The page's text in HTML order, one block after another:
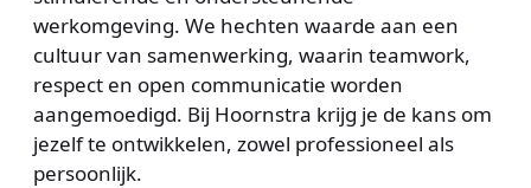
werkomgeving. We hechten waarde aan een
cultuur van samenwerking, waarin teamwork,
respect en open communicatie worden
aangemoedigd. Bij Hoornstra krijg je de kans om
jezelf te ontwikkelen, zowel professioneel als
persoonlijk.